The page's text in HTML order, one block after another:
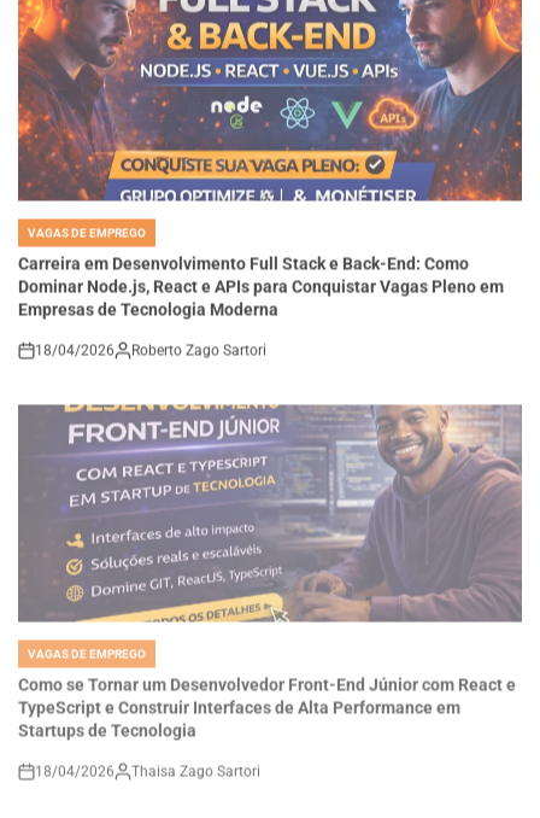
POSTED
IN
VAGAS DE EMPREGO
Carreira em Desenvolvimento Full Stack e Back-End: Como
Dominar Node.js, React e APIs para Conquistar Vagas Pleno em
Empresas de Tecnologia Moderna
18/04/2026 Roberto Zago Sartori
IN
VAGAS DE EMPREGO
TypeScript e Construir Interfaces de Alta Performance em
Startups de Tecnologia
on
18/04/2026 Thaisa Zago Sartori